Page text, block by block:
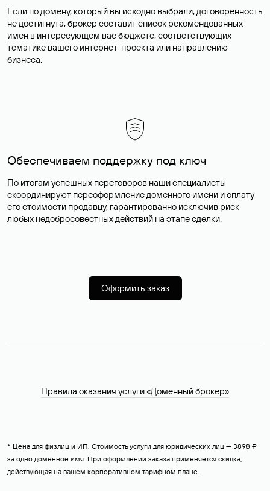
Если по домену, который вы исходно выбрали, договоренность
не достигнута, брокер составит список рекомендованных
имен в интересующем вас бюджете, соответствующих
тематике вашего интернет-проекта или направлению
бизнеса.
Обеспечиваем поддержку под ключ
По итогам успешных переговоров наши специалисты
скоординируют переоформление доменного имени и оплату
его стоимости продавцу, гарантированно исключив риск
любых недобросовестных действий на этапе сделки.
Оформить заказ
Правила оказания услуги «Доменный брокер»
* Цена для физлиц и ИП. Стоимость услуги для юридических лиц — 3898 ₽
за одно доменное имя. При оформлении заказа применяется скидка,
действующая на вашем корпоративном тарифном плане.